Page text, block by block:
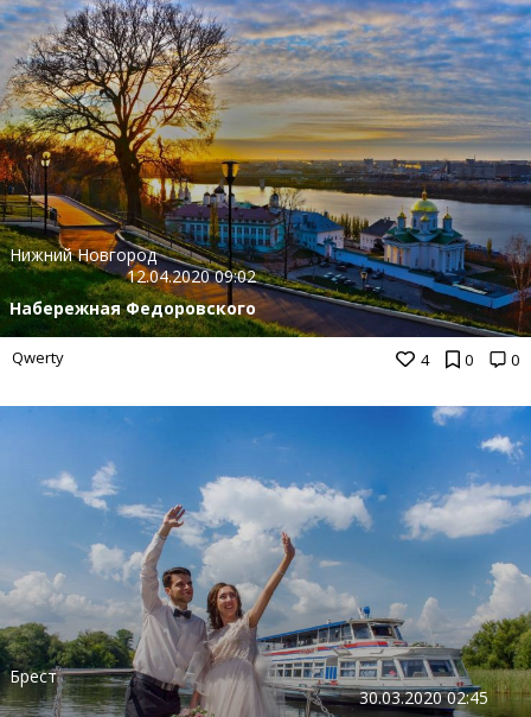
4 0 0
Нижний Новгород
12.04.2020 09:02
Набережная Федоровского
Qwerty
Брест
30.03.2020 02:45